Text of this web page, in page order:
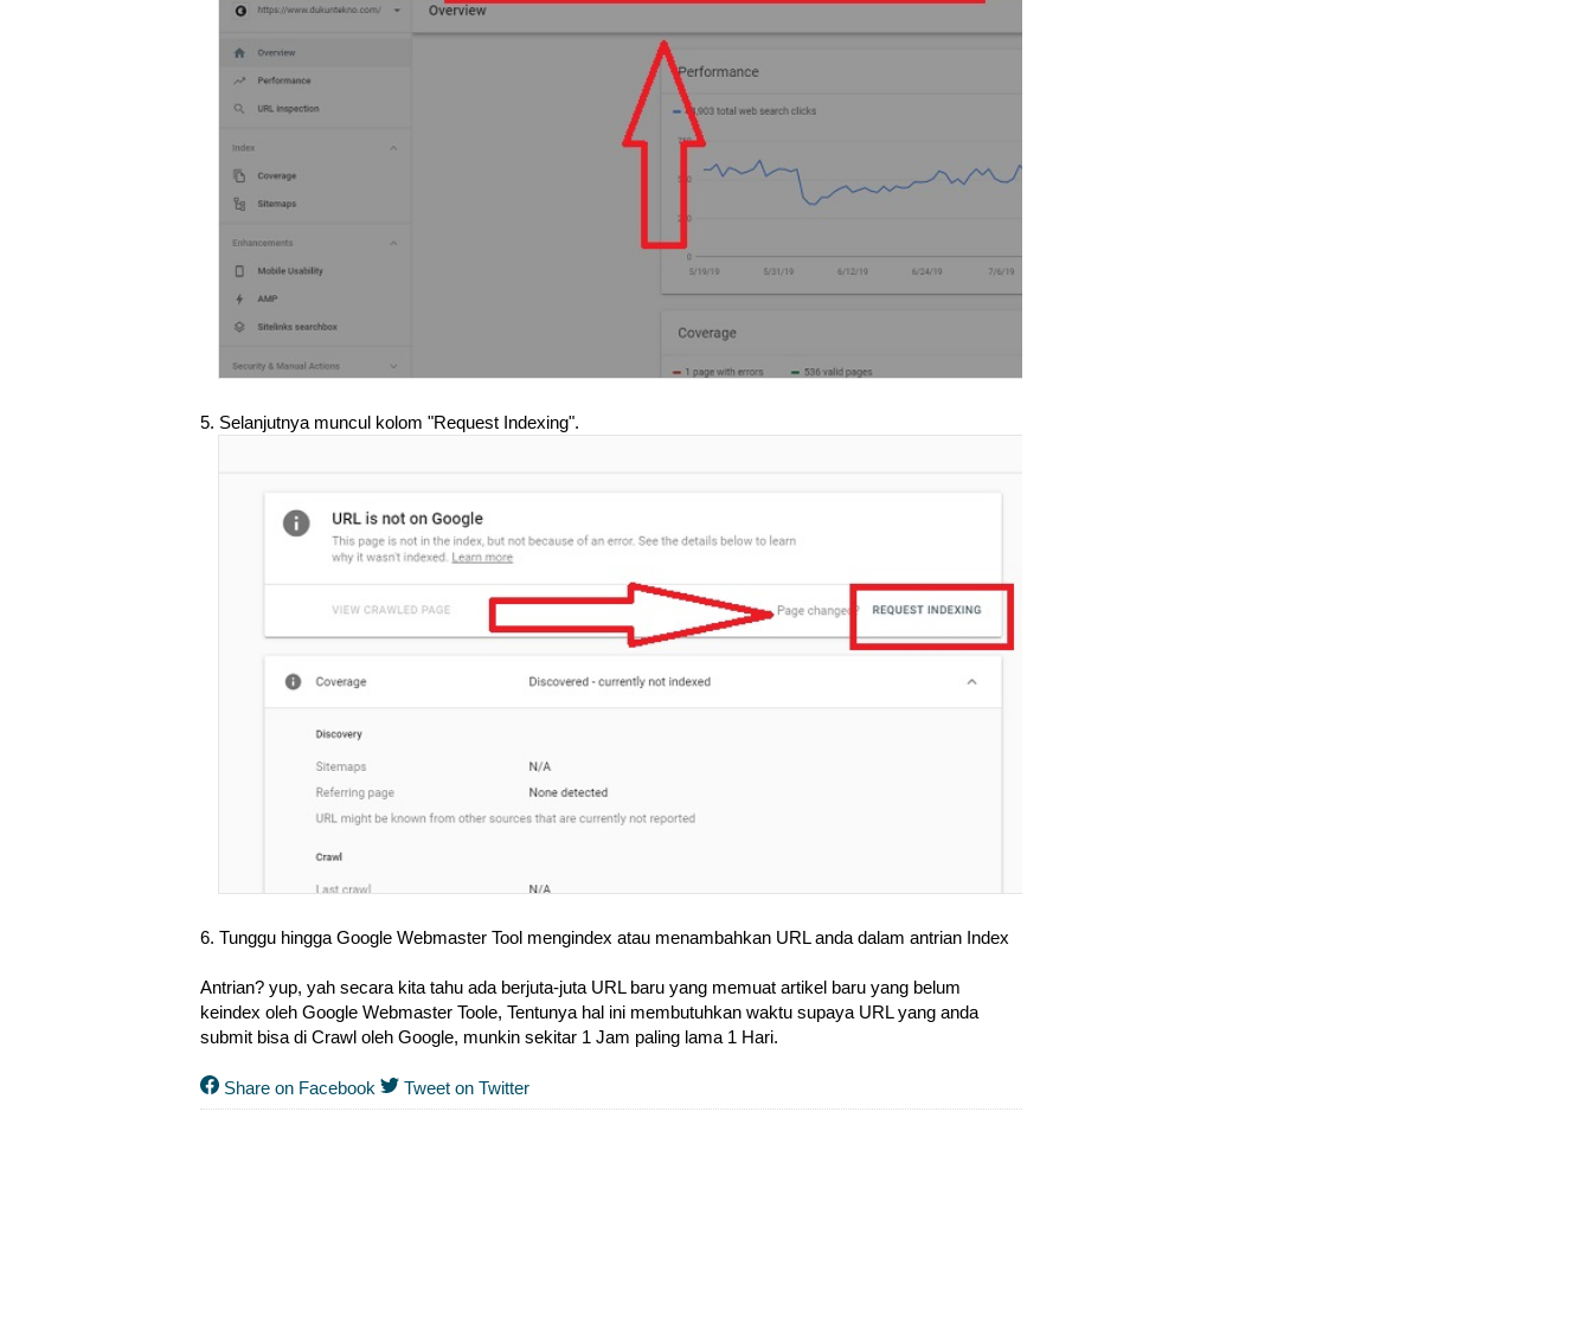
5. Selanjutnya muncul kolom "Request Indexing".
6. Tunggu hingga Google Webmaster Tool mengindex atau menambahkan URL anda dalam antrian Index
Antrian? yup, yah secara kita tahu ada berjuta-juta URL baru yang memuat artikel baru yang belum
keindex oleh Google Webmaster Toole, Tentunya hal ini membutuhkan waktu supaya URL yang anda
submit bisa di Crawl oleh Google, munkin sekitar 1 Jam paling lama 1 Hari.
Share on Facebook Tweet on Twitter